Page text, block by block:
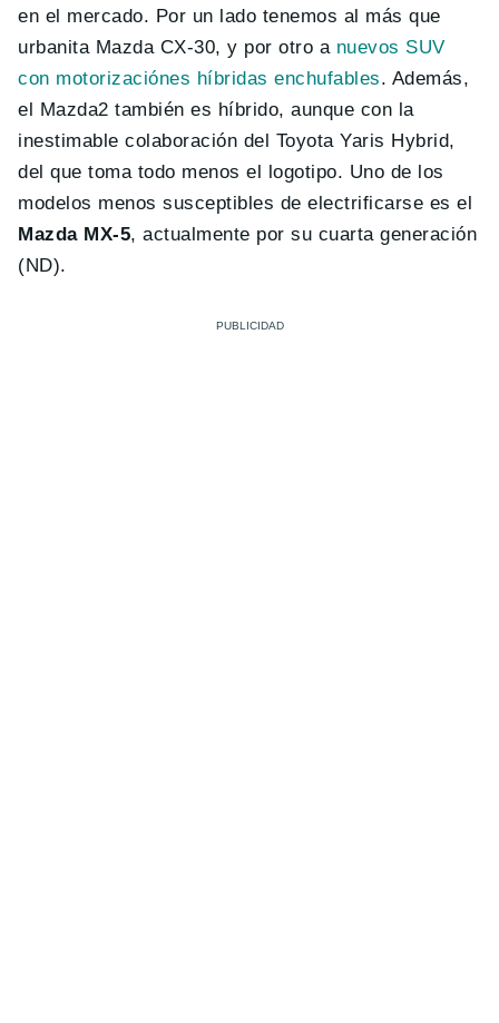
en el mercado. Por un lado tenemos al más que
urbanita Mazda CX-30, y por otro a nuevos SUV
con motorizaciónes híbridas enchufables. Además,
el Mazda2 también es híbrido, aunque con la
inestimable colaboración del Toyota Yaris Hybrid,
del que toma todo menos el logotipo. Uno de los
modelos menos susceptibles de electrificarse es el
Mazda MX-5, actualmente por su cuarta generación
(ND).